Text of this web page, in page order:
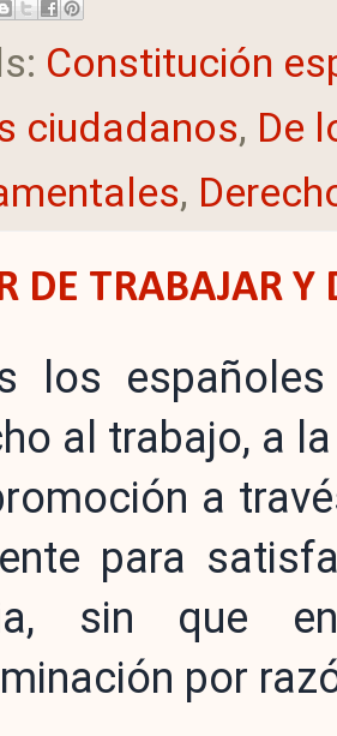
Constitución
ciudadanos, De
,
DE TRABAJAR Y
los
al trabajo, a
a
para
sin que
por